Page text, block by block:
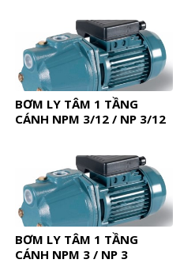
BƠM LY TÂM 1 TẦNG
CÁNH NPM 3/12 / NP 3/12
BƠM LY TÂM 1 TẦNG
CÁNH NPM 3 / NP 3